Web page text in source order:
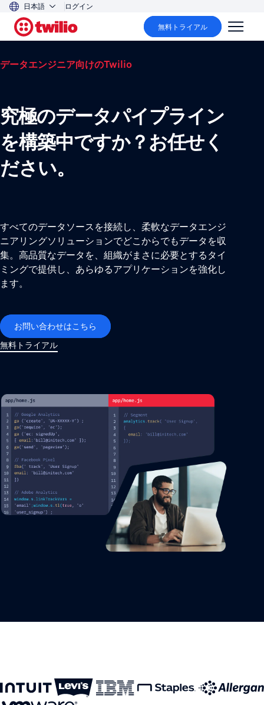
日本語 ログイン
無料トライアル
データエンジニア向けのTwilio
究極のデータパイプライン
を構築中ですか？お任せく
ださい。
すべてのデータソースを接続し、柔軟なデータエンジ
ニアリングソリューションでどこからでもデータを収
集。高品質なデータを、組織がまさに必要とするタイ
ミングで提供し、あらゆるアプリケーションを強化し
ます。
お問い合わせはこちら
無料トライアル